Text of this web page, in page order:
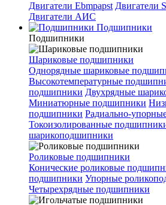
Двигатели Ebmpapst Двигатели
Двигатели АИС
Подшипники
Подшипники
Шариковые подшипники
Однорядные шариковые
Высокотемпературные
подшипники Двухрядные
Миниатюрные подшипники
подшипники Радиально-
Токоизолированные
шарикоподшипники
Роликовые подшипники
Конические роликовые
подшипники Упорные
Четырехрядные подшипники